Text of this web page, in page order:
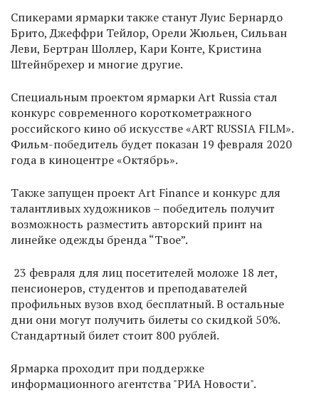
Спикерами ярмарки также станут Луис Бернардо
Брито, Джеффри Тейлор, Орели Жюльен, Сильван
Леви, Бертран Шоллер, Кари Конте, Кристина
Штейнбрехер и многие другие.
Специальным проектом ярмарки Art Russia стал
конкурс современного короткометражного
российского кино об искусстве «ART RUSSIA FILM».
Фильм-победитель будет показан 19 февраля 2020
года в киноцентре «Октябрь».
Также запущен проект Art Finance и конкурс для
талантливых художников – победитель получит
возможность разместить авторский принт на
линейке одежды бренда “Твое”.
23 февраля для лиц посетителей моложе 18 лет,
пенсионеров, студентов и преподавателей
профильных вузов вход бесплатный. В остальные
дни они могут получить билеты со скидкой 50%.
Стандартный билет стоит 800 рублей.
Ярмарка проходит при поддержке
информационного агентства "РИА Новости".